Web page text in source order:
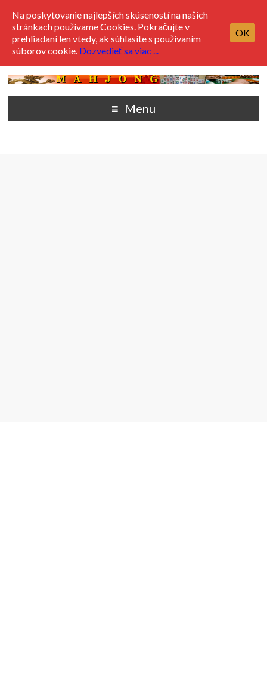
Menu
Na poskytovanie najlepších skúseností na našich
stránkach používame Cookies. Pokračujte v
prehliadaní len vtedy, ak súhlasíte s používaním
súborov cookie. Dozvedieť sa viac ...
OK